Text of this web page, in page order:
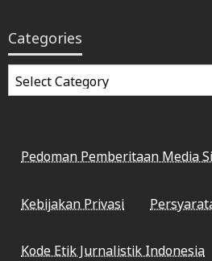
Categories
Categories
Pedoman Pemberitaan Media
Kebijakan Privasi
Kode Etik Jurnalistik Indonesia